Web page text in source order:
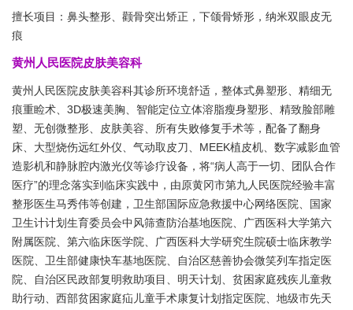
擅长项目：鼻头整形、颧骨突出矫正，下颌骨矫形，纳米双眼皮无
痕
黄州人民医院皮肤美容科
黄州人民医院皮肤美容科其诊所环境舒适，整体式鼻塑形、精细无
痕重睑术、3D极速美胸、智能定位立体溶脂瘦身塑形、精致脸部雕
塑、无创微整形、皮肤美容、所有失败修复手术等，配备了翻身
床、大型烧伤远红外仪、气动取皮刀、MEEK植皮机、数字减影血管
造影机和静脉腔内激光仪等诊疗设备，将“病人高于一切、团队合作
医疗”的理念落实到临床实践中，由原黄冈市第九人民医院经验丰富
整形医生马秀伟等创建，卫生部国际应急救援中心网络医院、国家
卫生计计划生育委员会中风筛查防治基地医院、广西医科大学第六
附属医院、第六临床医学院、广西医科大学研究生院硕士临床教学
医院、卫生部健康快车基地医院、自治区慈善协会微笑列车指定医
院、自治区民政部复明救助项目、明天计划、贫困家庭残疾儿童救
助行动、西部贫困家庭疝儿童手术康复计划指定医院、地级市先天